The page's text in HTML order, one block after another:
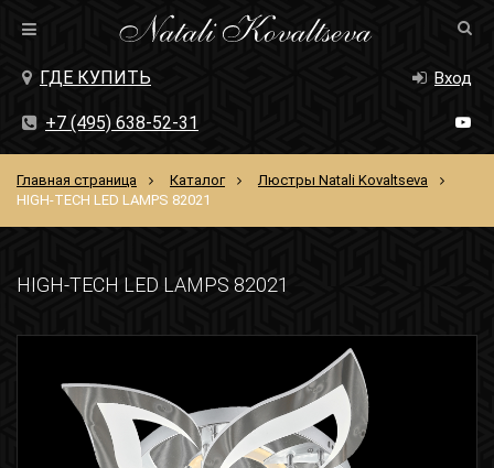
+7 (495) 638-52-31
ГДЕ КУПИТЬ Вход
Главная страница Каталог
Люстры Natali Kovaltseva
HIGH-TECH LED LAMPS 82021
HIGH-TECH LED LAMPS 82021